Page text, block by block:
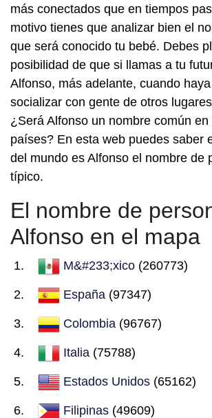
más conectados que en tiempos
motivo tienes que analizar bien el
que será conocido tu bebé. Debes
posibilidad de que si llamas a tu
Alfonso, más adelante, cuando
socializar con gente de otros
¿Será Alfonso un nombre común
países? En esta web puedes saber
del mundo es Alfonso el nombre de
típico.
El nombre de
Alfonso en el mapa
M&#233;xico (260773)
España (97347)
Colombia (96767)
Italia (75788)
Estados Unidos (65162)
Filipinas (49609)